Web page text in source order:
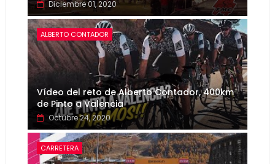
Diciembre 01, 2020
ALBERTO CONTADOR
Vídeo del reto de Alberto Contador, 400km
de Pinto a Valencia
Octubre 24, 2020
CARRETERA